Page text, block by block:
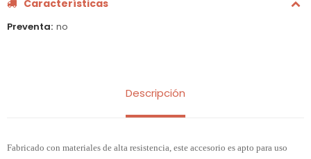
Características
Preventa no
Descripción
Fabricado con materiales de alta resistencia, este accesorio es apto para uso